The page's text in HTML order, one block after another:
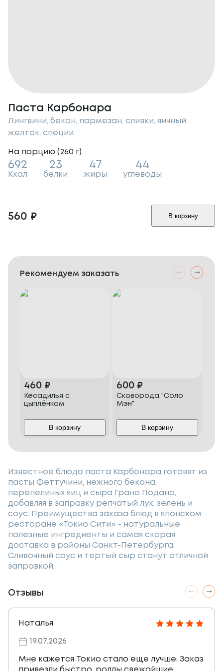
Паста Карбонара
Лингвини, бекон, пармезан, сливки, яичный
желток, специи.
На порцию (260 г)
692
Ккал
23
белки
47
жиры
44
углеводы
560 ₽ В корзину
Рекомендуем заказать
460 ₽
Кесадилья с
цыплёнком
В корзину
600 ₽
Сковорода "Соло
Мэн"
В корзину
Известное блюдо паста Карбонара готовят из
пасты Феттучини, нежного бекона,
перепелиных яиц и сыра Грано Подано,
добавляя в заправку репчатый лук, зелень и
соус. Преимущества заказа блюд в японском
ресторане «Токио Сити» - натуральные
полезные ингредиенты и самая скорая
доставка в районы Санкт-Петербурга.
Сливочный соус и тертый сыр станут отличной
заправкой.
Отзывы
Наталья
19.07.2026
Мне кажется Токио стало еще лучше. Заказ